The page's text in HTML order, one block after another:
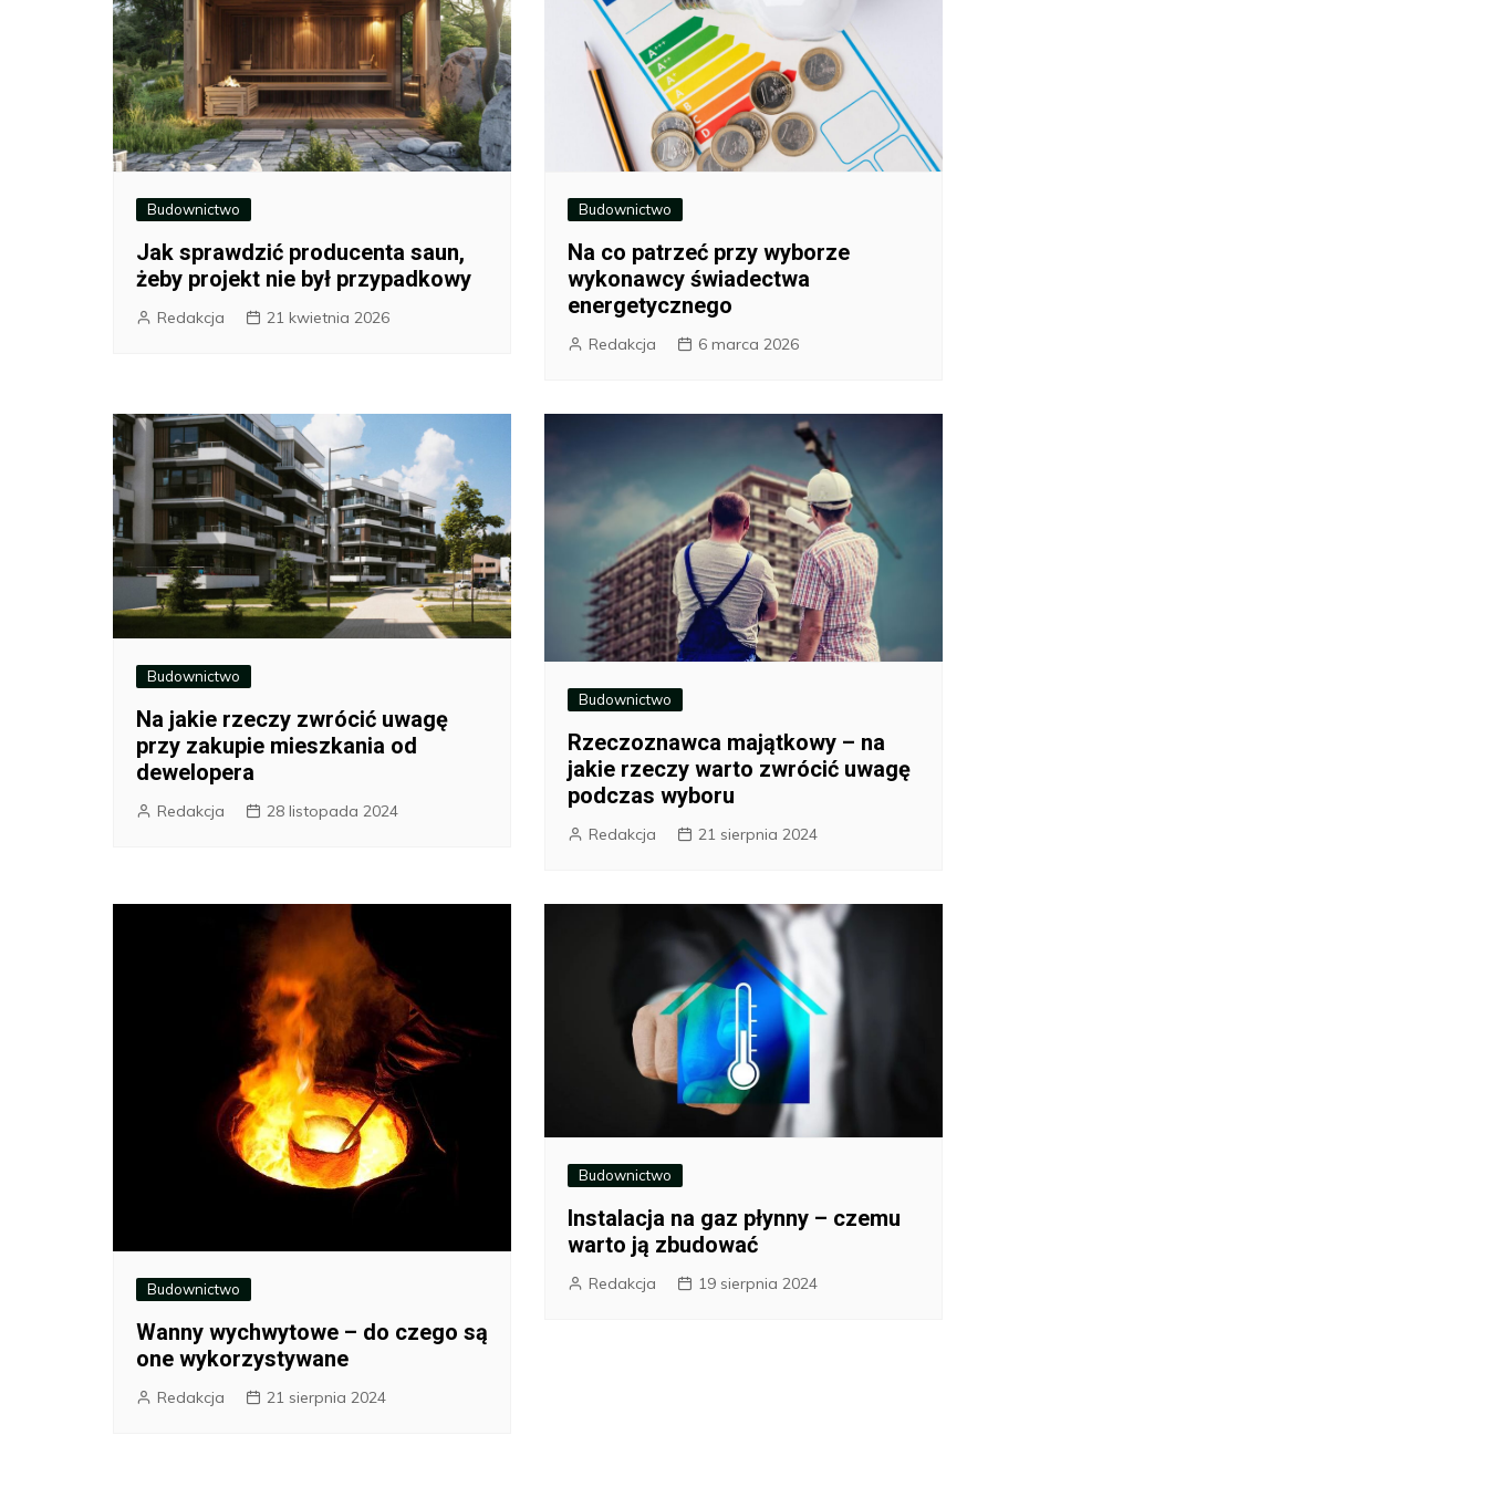
Budownictwo
Jak sprawdzić producenta saun,
żeby projekt nie był przypadkowy
Redakcja 21 kwietnia 2026
Budownictwo
Na co patrzeć przy wyborze
wykonawcy świadectwa
energetycznego
Redakcja 6 marca 2026
Budownictwo
Na jakie rzeczy zwrócić uwagę
przy zakupie mieszkania od
dewelopera
Redakcja 28 listopada 2024
Budownictwo
Rzeczoznawca majątkowy – na
jakie rzeczy warto zwrócić uwagę
podczas wyboru
Redakcja 21 sierpnia 2024
Budownictwo
Wanny wychwytowe – do czego są
one wykorzystywane
Redakcja 21 sierpnia 2024
Budownictwo
Instalacja na gaz płynny – czemu
warto ją zbudować
Redakcja 19 sierpnia 2024